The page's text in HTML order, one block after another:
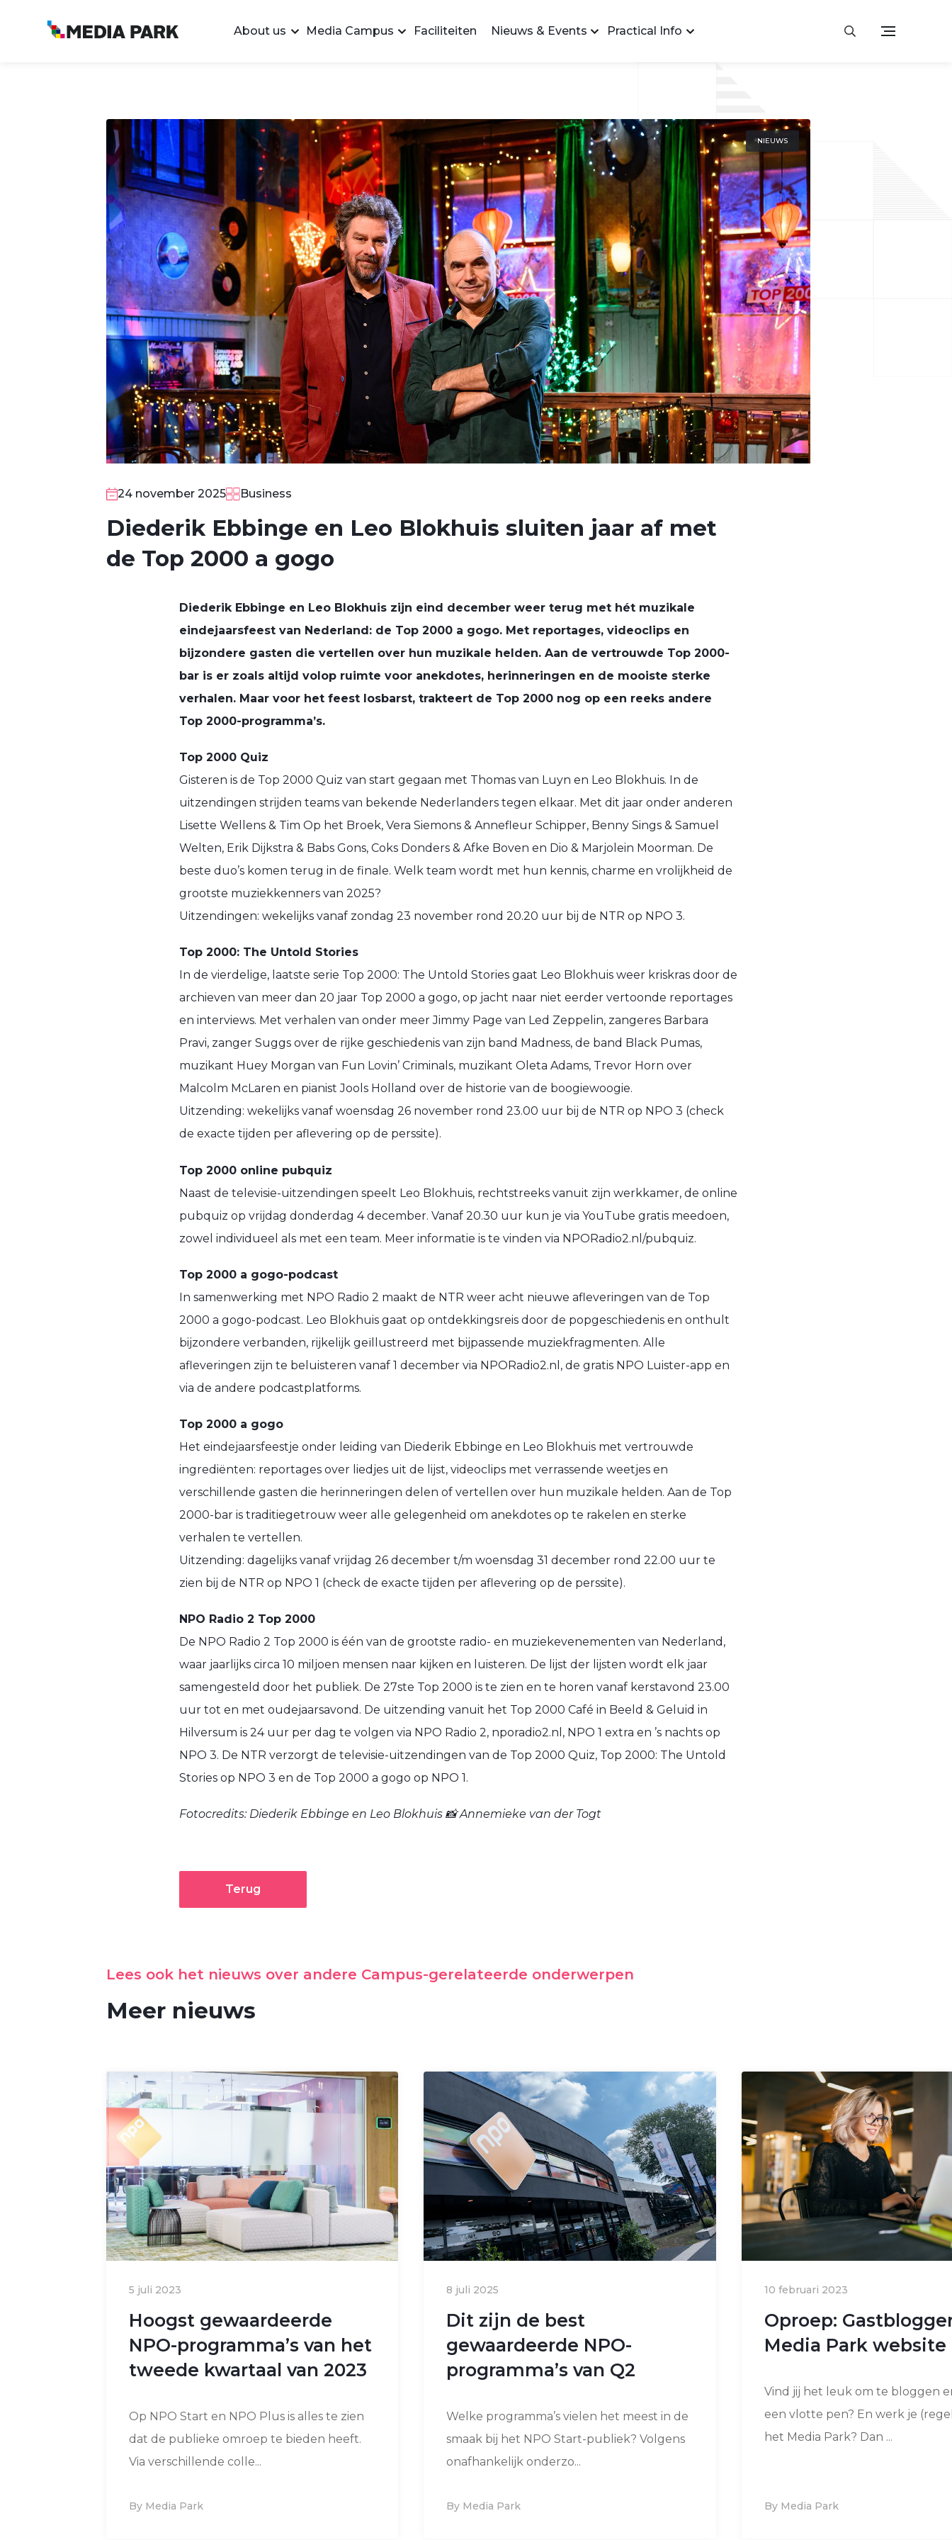
About us Media Campus Faciliteiten Nieuws & Events Practical Info
NIEUWS
24 november 2025 Business
Diederik Ebbinge en Leo Blokhuis sluiten jaar af met
de Top 2000 a gogo
Diederik Ebbinge en Leo Blokhuis zijn eind december weer terug met hét muzikale
eindejaarsfeest van Nederland: de Top 2000 a gogo. Met reportages, videoclips en
bijzondere gasten die vertellen over hun muzikale helden. Aan de vertrouwde Top 2000-
bar is er zoals altijd volop ruimte voor anekdotes, herinneringen en de mooiste sterke
verhalen. Maar voor het feest losbarst, trakteert de Top 2000 nog op een reeks andere
Top 2000-programma’s.
Top 2000 Quiz
Gisteren is de Top 2000 Quiz van start gegaan met Thomas van Luyn en Leo Blokhuis. In de
uitzendingen strijden teams van bekende Nederlanders tegen elkaar. Met dit jaar onder anderen
Lisette Wellens & Tim Op het Broek, Vera Siemons & Annefleur Schipper, Benny Sings & Samuel
Welten, Erik Dijkstra & Babs Gons, Coks Donders & Afke Boven en Dio & Marjolein Moorman. De
beste duo’s komen terug in de finale. Welk team wordt met hun kennis, charme en vrolijkheid de
grootste muziekkenners van 2025?
Uitzendingen: wekelijks vanaf zondag 23 november rond 20.20 uur bij de NTR op NPO 3.
Top 2000: The Untold Stories
In de vierdelige, laatste serie Top 2000: The Untold Stories gaat Leo Blokhuis weer kriskras door de
archieven van meer dan 20 jaar Top 2000 a gogo, op jacht naar niet eerder vertoonde reportages
en interviews. Met verhalen van onder meer Jimmy Page van Led Zeppelin, zangeres Barbara
Pravi, zanger Suggs over de rijke geschiedenis van zijn band Madness, de band Black Pumas,
muzikant Huey Morgan van Fun Lovin’ Criminals, muzikant Oleta Adams, Trevor Horn over
Malcolm McLaren en pianist Jools Holland over de historie van de boogiewoogie.
Uitzending: wekelijks vanaf woensdag 26 november rond 23.00 uur bij de NTR op NPO 3 (check
de exacte tijden per aflevering op de perssite).
Top 2000 online pubquiz
Naast de televisie-uitzendingen speelt Leo Blokhuis, rechtstreeks vanuit zijn werkkamer, de online
pubquiz op vrijdag donderdag 4 december. Vanaf 20.30 uur kun je via YouTube gratis meedoen,
zowel individueel als met een team. Meer informatie is te vinden via NPORadio2.nl/pubquiz.
Top 2000 a gogo-podcast
In samenwerking met NPO Radio 2 maakt de NTR weer acht nieuwe afleveringen van de Top
2000 a gogo-podcast. Leo Blokhuis gaat op ontdekkingsreis door de popgeschiedenis en onthult
bijzondere verbanden, rijkelijk geïllustreerd met bijpassende muziekfragmenten. Alle
afleveringen zijn te beluisteren vanaf 1 december via NPORadio2.nl, de gratis NPO Luister-app en
via de andere podcastplatforms.
Top 2000 a gogo
Het eindejaarsfeestje onder leiding van Diederik Ebbinge en Leo Blokhuis met vertrouwde
ingrediënten: reportages over liedjes uit de lijst, videoclips met verrassende weetjes en
verschillende gasten die herinneringen delen of vertellen over hun muzikale helden. Aan de Top
2000-bar is traditiegetrouw weer alle gelegenheid om anekdotes op te rakelen en sterke
verhalen te vertellen.
Uitzending: dagelijks vanaf vrijdag 26 december t/m woensdag 31 december rond 22.00 uur te
zien bij de NTR op NPO 1 (check de exacte tijden per aflevering op de perssite).
NPO Radio 2 Top 2000
De NPO Radio 2 Top 2000 is één van de grootste radio- en muziekevenementen van Nederland,
waar jaarlijks circa 10 miljoen mensen naar kijken en luisteren. De lijst der lijsten wordt elk jaar
samengesteld door het publiek. De 27ste Top 2000 is te zien en te horen vanaf kerstavond 23.00
uur tot en met oudejaarsavond. De uitzending vanuit het Top 2000 Café in Beeld & Geluid in
Hilversum is 24 uur per dag te volgen via NPO Radio 2, nporadio2.nl, NPO 1 extra en ’s nachts op
NPO 3. De NTR verzorgt de televisie-uitzendingen van de Top 2000 Quiz, Top 2000: The Untold
Stories op NPO 3 en de Top 2000 a gogo op NPO 1.
Fotocredits: Diederik Ebbinge en Leo Blokhuis 📸 Annemieke van der Togt
Terug
Lees ook het nieuws over andere Campus-gerelateerde onderwerpen
Meer nieuws
5 juli 2023
Hoogst gewaardeerde
NPO-programma’s van het
tweede kwartaal van 2023
Op NPO Start en NPO Plus is alles te zien
dat de publieke omroep te bieden heeft.
Via verschillende colle...
By Media Park
8 juli 2025
Dit zijn de best
gewaardeerde NPO-
programma’s van Q2
Welke programma’s vielen het meest in de
smaak bij het NPO Start-publiek? Volgens
onafhankelijk onderzo...
By Media Park
10 februari 2023
Oproep:
Media Park website
Vind jij het leuk om te bloggen
een vlotte pen? En werk je
het Media Park? Dan ...
By Media Park